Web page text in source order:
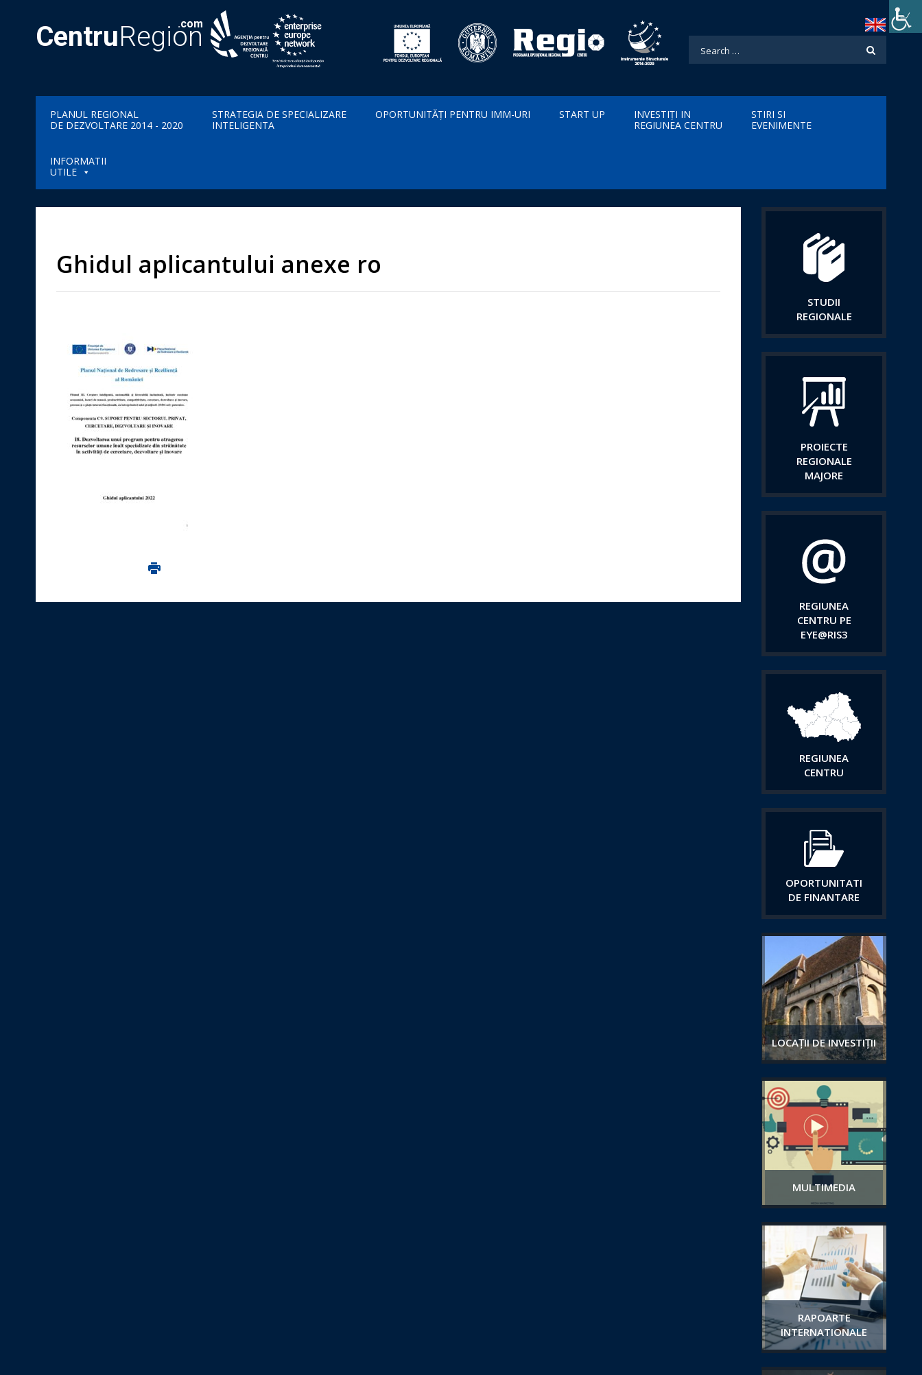
CentruRegion
.com
PLANUL REGIONAL
DE DEZVOLTARE 2014 - 2020
STRATEGIA DE SPECIALIZARE
INTELIGENTA
OPORTUNITĂȚI PENTRU IMM-URI START UP
INVESTIȚI IN
REGIUNEA CENTRU
STIRI SI
EVENIMENTE
INFORMATII
UTILE
Ghidul aplicantului anexe ro
Imprima aceasta pagina
STUDII
REGIONALE
PROIECTE
REGIONALE
MAJORE
REGIUNEA
CENTRU PE
EYE@RIS3
REGIUNEA
CENTRU
OPORTUNITATI
DE FINANTARE
LOCAȚII DE INVESTIȚII
MULTIMEDIA
RAPOARTE
INTERNATIONALE